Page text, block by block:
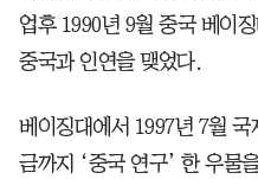
업후 1990년 9월 중국 베이
중국과 인연을 맺었다.
베이징대에서 1997년 7월 국
금까지 ‘중국 연구’ 한 우물